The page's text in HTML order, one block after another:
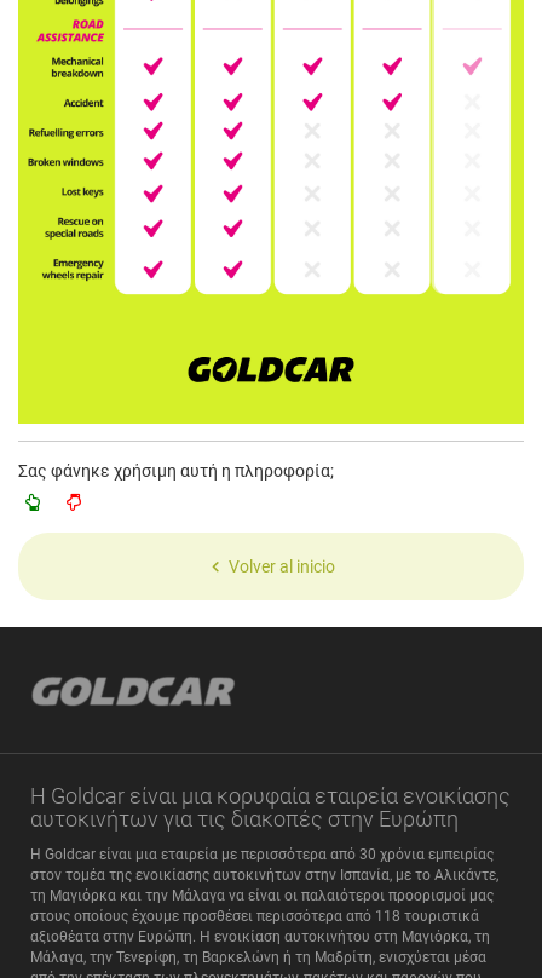
Σας φάνηκε χρήσιμη αυτή η πληροφορία;
Volver al inicio
Η Goldcar είναι μια κορυφαία εταιρεία ενοικίασης
αυτοκινήτων για τις διακοπές στην Ευρώπη
Η Goldcar είναι μια εταιρεία με περισσότερα από 30 χρόνια εμπειρίας
στον τομέα της ενοικίασης αυτοκινήτων στην Ισπανία, με το Αλικάντε,
τη Μαγιόρκα και την Μάλαγα να είναι οι παλαιότεροι προορισμοί μας
στους οποίους έχουμε προσθέσει περισσότερα από 118 τουριστικά
αξιοθέατα στην Ευρώπη. Η ενοικίαση αυτοκινήτου στη Μαγιόρκα, τη
Μάλαγα, την Τενερίφη, τη Βαρκελώνη ή τη Μαδρίτη, ενισχύεται μέσα